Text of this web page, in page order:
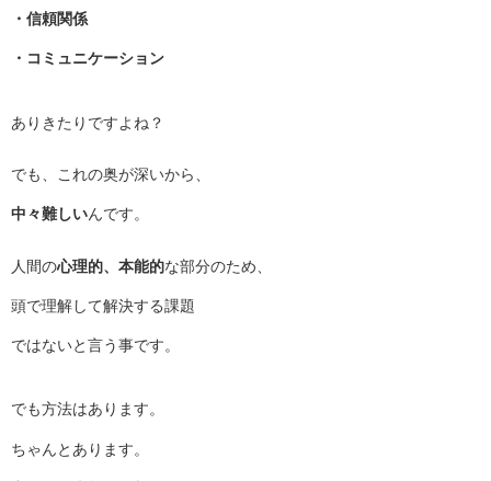
・信頼関係
・コミュニケーション
ありきたりですよね？
でも、これの奥が深いから、
中々難しいんです。
人間の心理的、本能的な部分のため、
頭で理解して解決する課題
ではないと言う事です。
でも方法はあります。
ちゃんとあります。